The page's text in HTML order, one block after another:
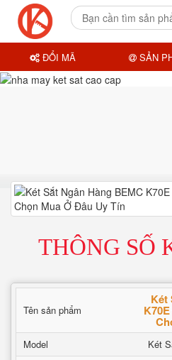
THÔNG SỐ
Tên sản phẩm
Két
Model
Két
ĐỔI MÃ SẢN